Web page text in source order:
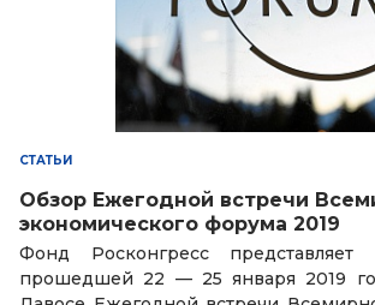
СТАТЬИ
Обзор Ежегодной встречи
экономического форума 2019
Фонд Росконгресс
прошедшей 22 — 25 января 2019